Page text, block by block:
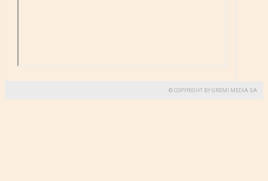
© COPYRIGHT BY GREMI MEDIA SA